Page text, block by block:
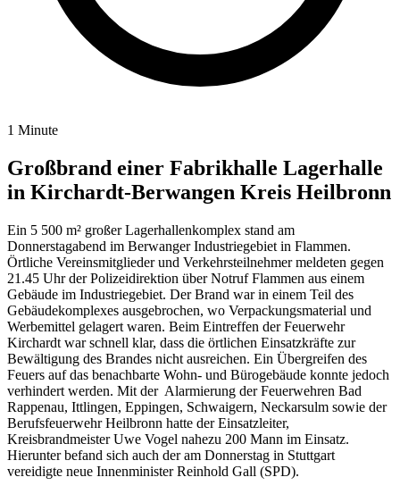
1 Minute
Großbrand einer Fabrikhalle Lagerhalle
in Kirchardt-Berwangen Kreis Heilbronn
Ein 5 500 m² großer Lagerhallenkomplex stand am
Donnerstagabend im Berwanger Industriegebiet in Flammen.
Örtliche Vereinsmitglieder und Verkehrsteilnehmer meldeten gegen
21.45 Uhr der Polizeidirektion über Notruf Flammen aus einem
Gebäude im Industriegebiet. Der Brand war in einem Teil des
Gebäudekomplexes ausgebrochen, wo Verpackungsmaterial und
Werbemittel gelagert waren. Beim Eintreffen der Feuerwehr
Kirchardt war schnell klar, dass die örtlichen Einsatzkräfte zur
Bewältigung des Brandes nicht ausreichen. Ein Übergreifen des
Feuers auf das benachbarte Wohn- und Bürogebäude konnte jedoch
verhindert werden. Mit der Alarmierung der Feuerwehren Bad
Rappenau, Ittlingen, Eppingen, Schwaigern, Neckarsulm sowie der
Berufsfeuerwehr Heilbronn hatte der Einsatzleiter,
Kreisbrandmeister Uwe Vogel nahezu 200 Mann im Einsatz.
Hierunter befand sich auch der am Donnerstag in Stuttgart
vereidigte neue Innenminister Reinhold Gall (SPD).